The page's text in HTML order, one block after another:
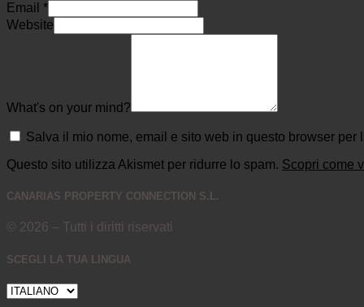
Email *
Website
What's on your mind?
Salva il mio nome, email e sito web in questo browser per
Questo sito utilizza Akismet per ridurre lo spam. Scopri come
CANARIAS PROPERTY CONNECTION S.L.
© 2026 – Tutti i diritti riservati
SCEGLI LA TUA LINGUA
SCEGLI